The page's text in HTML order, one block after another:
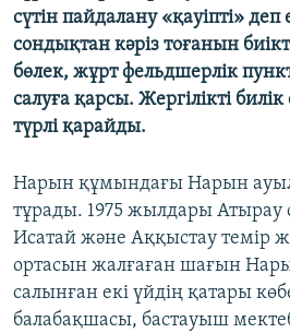
сүтін пайдалану «қауіпті» деп
сондықтан кәріз тоғанын
бөлек, жұрт фельдшерлік
салуға қарсы. Жергілікті билік
түрлі қарайды.
Нарын құмындағы Нарын
тұрады. 1975 жылдары
Исатай және Аққыстау темір
ортасын жалғаған шағын
салынған екі үйдің қатары
балабақшасы, бастауыш